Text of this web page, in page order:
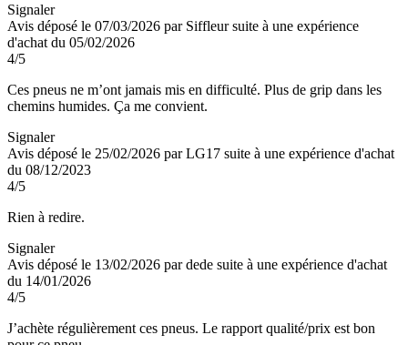
Signaler
Avis déposé le 07/03/2026 par Siffleur suite à une expérience
d'achat du 05/02/2026
4/5
Ces pneus ne m’ont jamais mis en difficulté. Plus de grip dans les
chemins humides. Ça me convient.
Signaler
Avis déposé le 25/02/2026 par LG17 suite à une expérience d'achat
du 08/12/2023
4/5
Rien à redire.
Signaler
Avis déposé le 13/02/2026 par dede suite à une expérience d'achat
du 14/01/2026
4/5
J’achète régulièrement ces pneus. Le rapport qualité/prix est bon